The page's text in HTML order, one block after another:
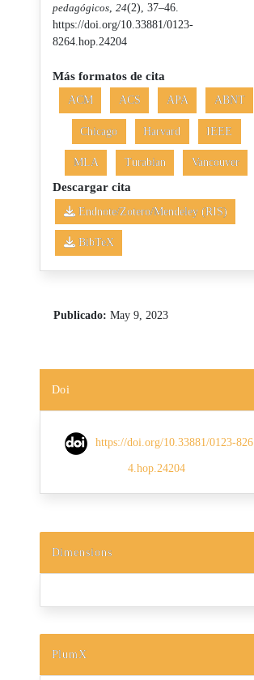
pedagógicos, 24(2), 37–46.
https://doi.org/10.33881/0123-
8264.hop.24204
Más formatos de cita
ACM ACS APA ABNT
Chicago Harvard IEEE
MLA Turabian Vancouver
Descargar cita
Endnote/Zotero/Mendeley (RIS)
BibTeX
Publicado: May 9, 2023
Doi
https://doi.org/10.33881/0123-826
4.hop.24204
Dimensions
PlumX